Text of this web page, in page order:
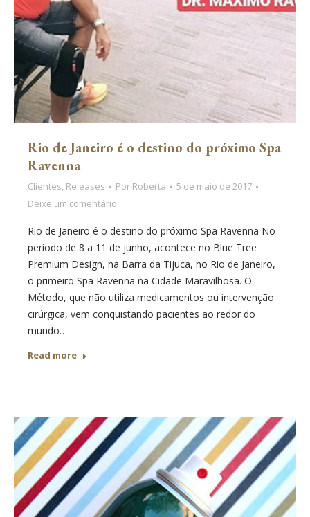
Rio de Janeiro é o destino do próximo Spa
Ravenna
Clientes, Releases Por Roberta
5 de maio de 2017
Deixe um comentário
Rio de Janeiro é o destino do próximo Spa Ravenna No
período de 8 a 11 de junho, acontece no Blue Tree
Premium Design, na Barra da Tijuca, no Rio de Janeiro,
o primeiro Spa Ravenna na Cidade Maravilhosa. O
Método, que não utiliza medicamentos ou intervenção
cirúrgica, vem conquistando pacientes ao redor do
mundo…
Read more